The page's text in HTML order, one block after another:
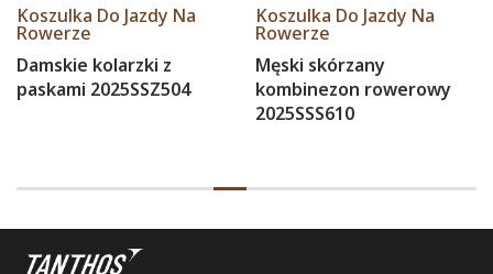
Koszulka Do Jazdy Na
Rowerze
Damskie kolarzki z
paskami 2025SSZ504
Koszulka Do Jazdy Na
Rowerze
Męski skórzany
kombinezon rowerowy
2025SSS610